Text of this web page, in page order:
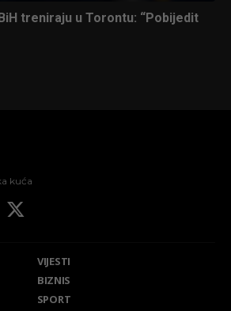
treniraju u Torontu: “Pobijedit
kuća
VIJESTI
BIZNIS
SPORT